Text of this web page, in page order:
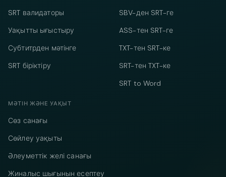
SRT валидаторы
Уақытты ығыстыру
Субтитрден мәтінге
SRT біріктіру
SBV-ден SRT-ге
ASS-тен SRT-ге
TXT-тен SRT-ке
SRT-тен TXT-ке
SRT to Word
МӘТІН ЖӘНЕ УАҚЫТ
Сөз санағы
Сөйлеу уақыты
Әлеуметтік желі санағы
Жиналыс шығынын есептеу